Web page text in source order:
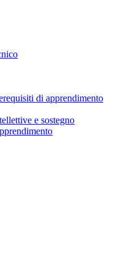
di apprendimento
e sostegno